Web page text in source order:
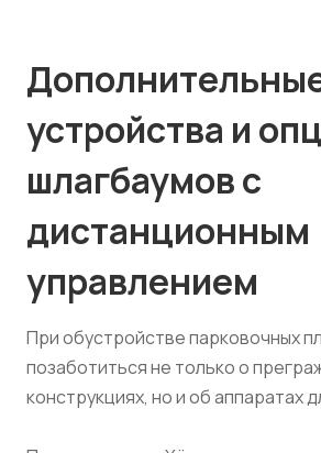
устройства и
шлагбаумов с
дистанционным
управлением
При обустройстве парковочных
позаботиться не только о
конструкциях, но и об аппаратах